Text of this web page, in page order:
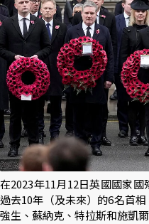
在2023年11月12日英國國家
過去10年（及未來）的6名首
強生、蘇納克、特拉斯和施凱